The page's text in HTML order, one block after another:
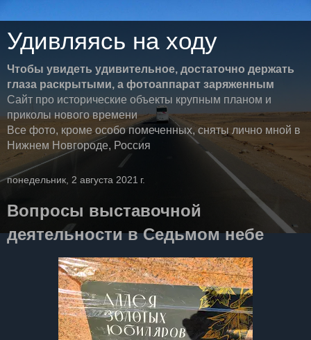
Удивляясь на ходу
Чтобы увидеть удивительное, достаточно держать
глаза раскрытыми, а фотоаппарат заряженным
Сайт про исторические объекты крупным планом и
приколы нового времени
Все фото, кроме особо помеченных, сняты лично мной в
Нижнем Новгороде, Россия
понедельник, 2 августа 2021 г.
Вопросы выставочной
деятельности в Седьмом небе